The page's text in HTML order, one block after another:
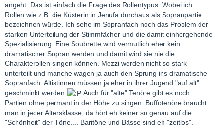
angeht: Das ist einfach die Frage des Rollentypus. Wobei ich
Rollen wie z.B. die Küsterin in Jenufa durchaus als Sopranpartie
bezeichnen würde. Ich sehe im Sopranfach noch das Problem der
starken Unterteilung der Stimmfächer und die damit einhergehende
Spezialisierung. Eine Soubrette wird vermutlich eher kein
dramatischer Sopran werden und damit wird sie nie die
Charakterollen singen können. Mezzi werden nicht so stark
unterteilt und manche wagen ja auch den Sprung ins dramatische
Sopranfach. Altistinnen müssen ja eher in ihrer Jugend "auf alt"
geschminkt werden
Auch für "alte" Tenöre gibt es noch
Partien ohne permant in der Höhe zu singen. Buffotenöre braucht
man in jeder Altersklasse, da hört eh keiner so genau auf die
"Schönheit" der Töne.... Baritöne und Bässe sind eh "zeitlos".